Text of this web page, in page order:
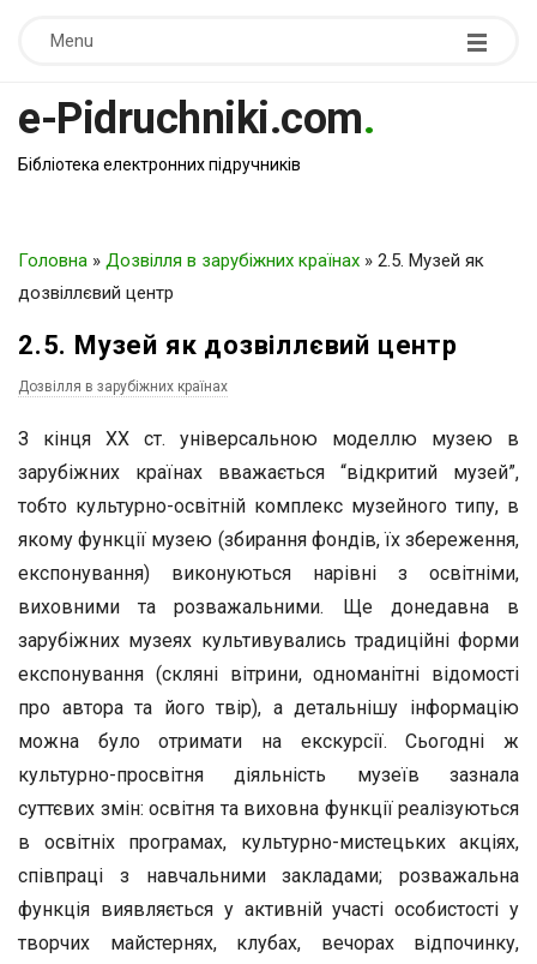
Menu
e-Pidruchniki.com.
Бібліотека електронних підручників
Головна » Дозвілля в зарубіжних країнах » 2.5. Музей як
дозвіллєвий центр
2.5. Музей як дозвіллєвий центр
Дозвілля в зарубіжних країнах
З кінця ХХ ст. універсальною моделлю музею в
зарубіжних країнах вважається “відкритий музей”,
тобто культурно-освітній комплекс музейного типу, в
якому функції музею (збирання фондів, їх збереження,
експонування) виконуються нарівні з освітніми,
виховними та розважальними. Ще донедавна в
зарубіжних музеях культивувались традиційні форми
експонування (скляні вітрини, одноманітні відомості
про автора та його твір), а детальнішу інформацію
можна було отримати на екскурсії. Сьогодні ж
культурно-просвітня діяльність музеїв зазнала
суттєвих змін: освітня та виховна функції реалізуються
в освітніх програмах, культурно-мистецьких акціях,
співпраці з навчальними закладами; розважальна
функція виявляється у активній участі особистості у
творчих майстернях, клубах, вечорах відпочинку,